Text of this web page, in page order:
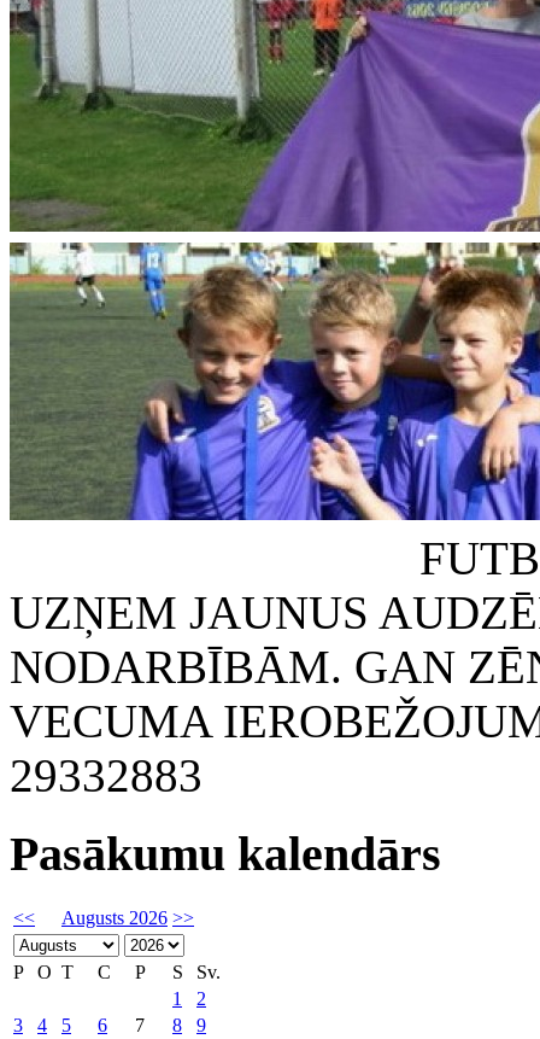
FUTBOLA
UZŅEM JAUNUS
NODARBĪBĀM. GAN
VECUMA
29332883
Pasākumu kalendārs
<< Augusts 2026 >>
P O T C P S
Sv.
1
2
3
4 5 6 7 8
9